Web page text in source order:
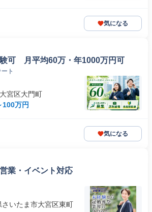
気になる
験可 月平均60万・年1000万円可
ト
宮区大門町
100万円
気になる
業・イベント対応
いたま市大宮区東町